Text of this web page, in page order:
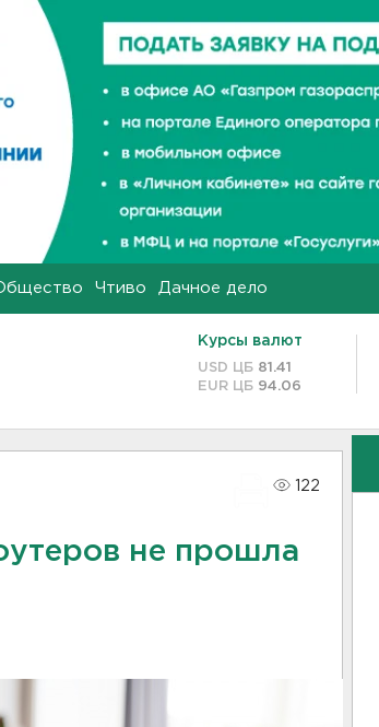
Чтиво Дачное дело
Курсы валют
USD ЦБ 81.41
EUR ЦБ 94.06
122
не прошла